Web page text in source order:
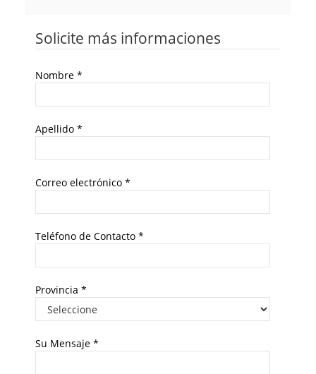
Solicite más informaciones
Nombre *
Apellido *
Correo electrónico *
Teléfono de Contacto *
Provincia *
Su Mensaje *